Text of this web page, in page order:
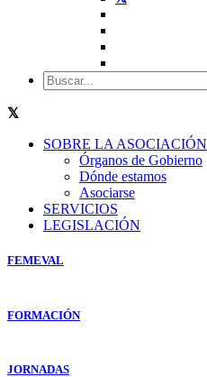
SOBRE LA ASOCIACIÓN
Órganos de Gobierno
Dónde estamos
Asociarse
SERVICIOS
LEGISLACIÓN
FEMEVAL
FORMACIÓN
JORNADAS